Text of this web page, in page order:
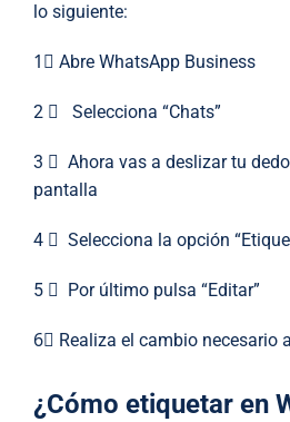
lo siguiente:
1⃣ Abre WhatsApp Business
2 ⃣ Selecciona “Chats”
3 ⃣ Ahora vas a deslizar tu
pantalla
4 ⃣ Selecciona la opción
5 ⃣ Por último pulsa “Editar”
6⃣ Realiza el cambio necesario
¿Cómo etiquetar en